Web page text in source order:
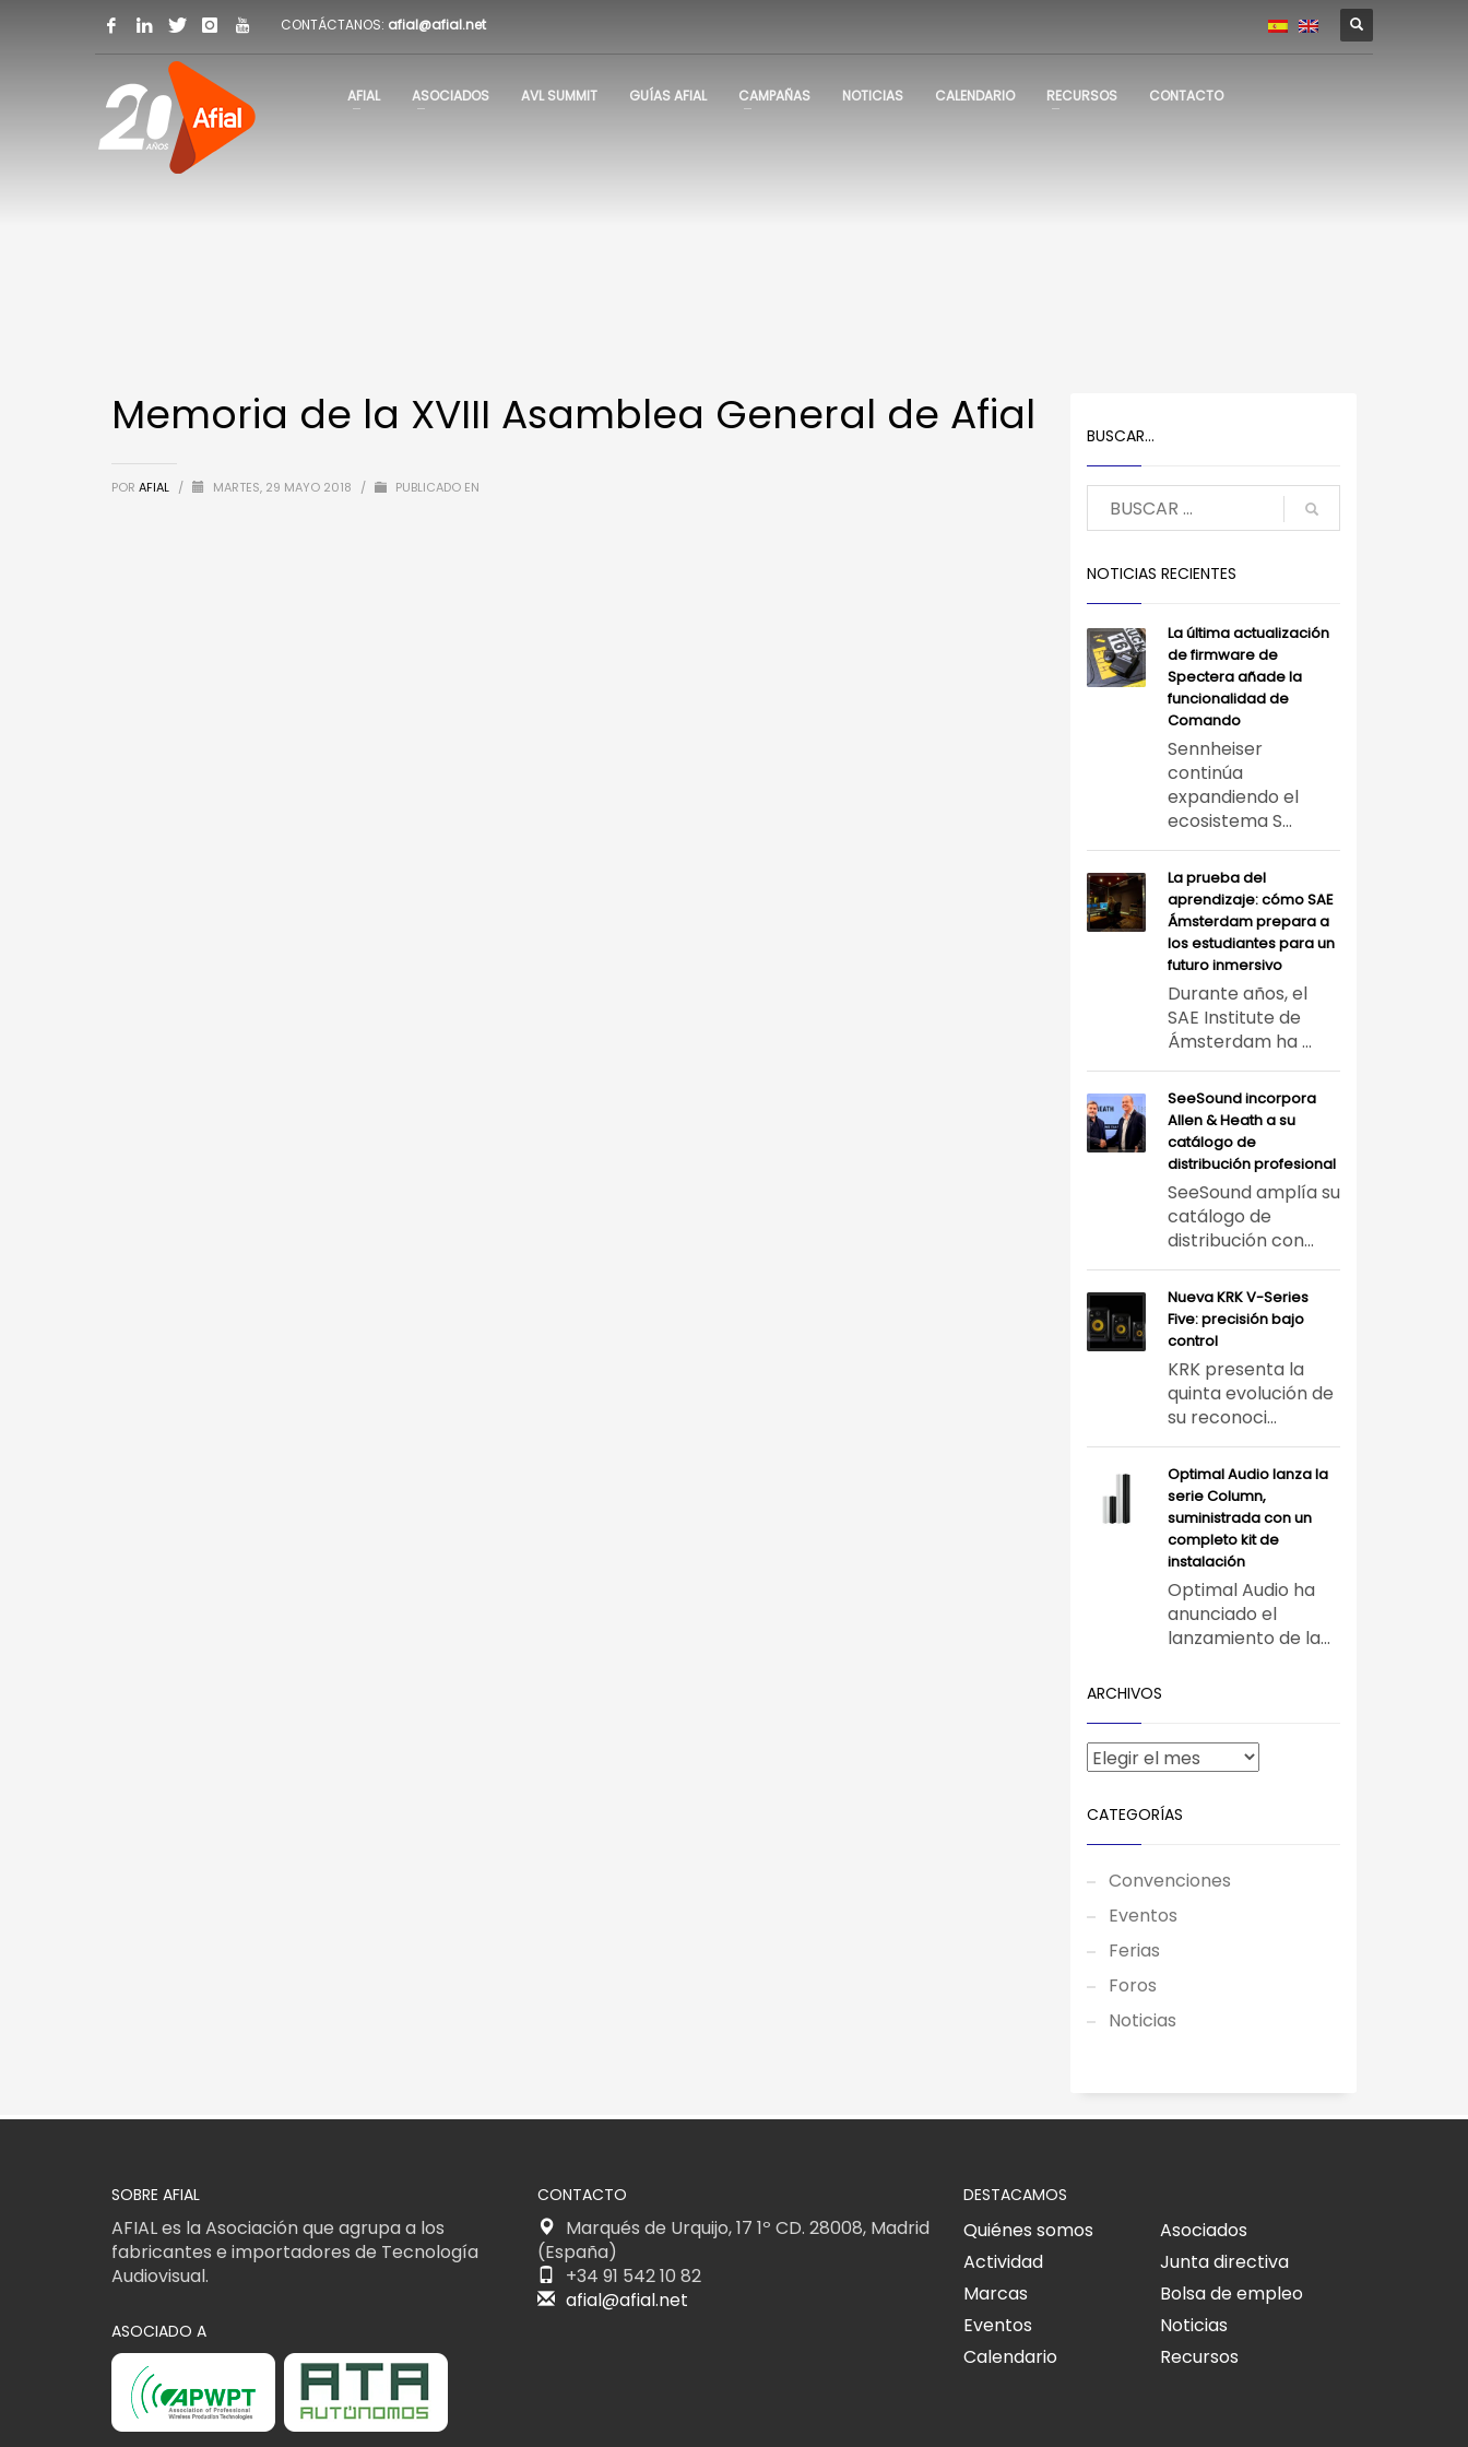
CONTÁCTANOS: afial@afial.net
AFIAL ASOCIADOS AVL SUMMIT GUÍAS AFIAL CAMPAÑAS NOTICIAS CALENDARIO RECURSOS CONTACTO
Memoria de la XVIII Asamblea General de Afial
POR AFIAL / MARTES, 29 MAYO 2018 / PUBLICADO EN
BUSCAR…
NOTICIAS RECIENTES
La última actualización
de firmware de
Spectera añade la
funcionalidad de
Comando
Sennheiser
continúa
expandiendo el
ecosistema S...
La prueba del
aprendizaje: cómo SAE
Ámsterdam prepara a
los estudiantes para un
futuro inmersivo
Durante años, el
SAE Institute de
Ámsterdam ha ...
SeeSound incorpora
Allen & Heath a su
catálogo de
distribución profesional
SeeSound amplía su
catálogo de
distribución con...
Nueva KRK V-Series
Five: precisión bajo
control
KRK presenta la
quinta evolución de
su reconoci...
Optimal Audio lanza la
serie Column,
suministrada con un
completo kit de
instalación
Optimal Audio ha
anunciado el
lanzamiento de la...
ARCHIVOS
CATEGORÍAS
Convenciones
Eventos
Ferias
Foros
Noticias
SOBRE AFIAL
AFIAL es la Asociación que agrupa a los
fabricantes e importadores de Tecnología
Audiovisual.
ASOCIADO A
CONTACTO
Marqués de Urquijo, 17 1º CD. 28008, Madrid
(España)
+34 91 542 10 82
afial@afial.net
DESTACAMOS
Quiénes somos
Asociados
Actividad
Junta directiva
Marcas
Bolsa de empleo
Eventos
Noticias
Calendario
Recursos